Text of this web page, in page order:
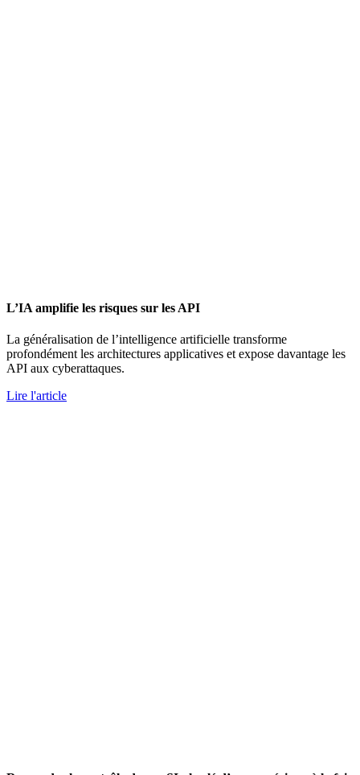
L’IA amplifie les risques sur les API
La généralisation de l’intelligence artificielle transforme
profondément les architectures applicatives et expose davantage les
API aux cyberattaques.
Lire l'article